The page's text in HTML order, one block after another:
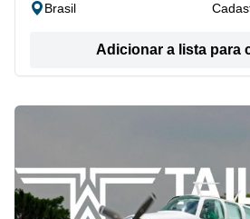
Brasil
Adicionar a lista para